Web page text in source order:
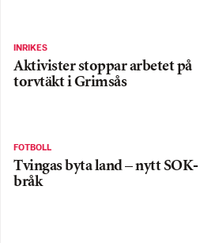
INRIKES
Aktivister stoppar arbetet på
torvtäkt i Grimsås
FOTBOLL
Tvingas byta land – nytt SOK-
bråk